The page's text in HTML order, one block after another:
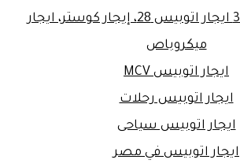
ايجار اتوبيس 33 ايجار اتوبيس 28، إيجار كوستر، ايجار
ميكروباص
ايجار اتوبيس MCV
ايجار اتوبيس رحلات
ايجار اتوبيس سياحى
ايجار اتوبيس في مصر